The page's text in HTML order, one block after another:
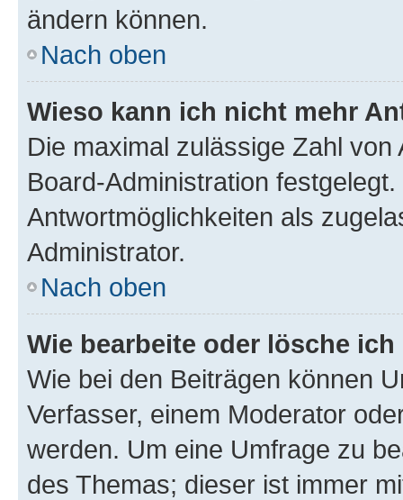
ändern können.
Nach oben
Wieso kann ich nicht mehr
Die maximal zulässige Zahl
Board-Administration
Antwortmöglichkeiten als
Administrator.
Nach oben
Wie bearbeite oder lösche
Wie bei den Beiträgen können
Verfasser, einem Moderator
werden. Um eine Umfrage zu
des Themas; dieser ist immer